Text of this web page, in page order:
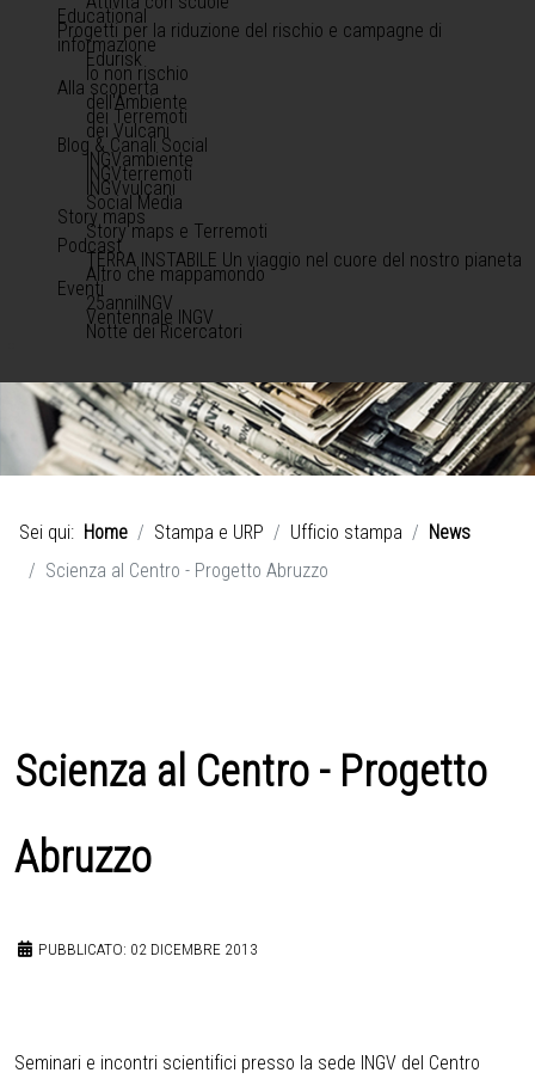
Educational
Progetti per la riduzione del rischio e campagne di
informazione
Edurisk
Io non rischio
Alla scoperta
dell'Ambiente
dei Terremoti
dei Vulcani
Blog & Canali Social
INGVambiente
INGVterremoti
INGVvulcani
Social Media
Story maps
Story maps e Terremoti
Podcast
TERRA INSTABILE Un viaggio nel cuore del nostro pianeta
Altro che mappamondo
Eventi
25anniINGV
Ventennale INGV
Notte dei Ricercatori
Sei qui: Home Stampa e URP Ufficio stampa
News
Scienza al Centro - Progetto Abruzzo
Scienza al Centro - Progetto
Abruzzo
PUBBLICATO: 02 DICEMBRE 2013
Seminari e incontri scientifici presso la sede INGV del Centro